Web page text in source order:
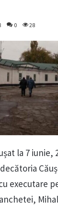
0 28
la 7 iunie,
executare